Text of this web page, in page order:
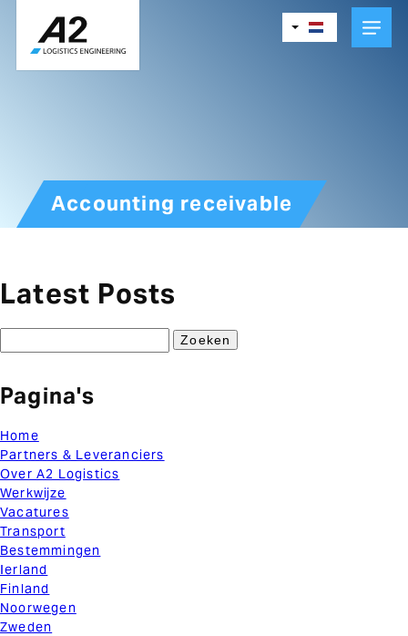
main
content
Accounting receivable
Latest Posts
naar:
Pagina's
Home
Partners & Leveranciers
Over A2 Logistics
Werkwijze
Vacatures
Transport
Bestemmingen
Ierland
Finland
Noorwegen
Zweden